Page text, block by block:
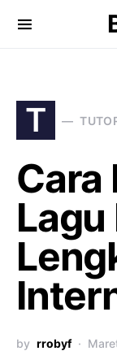
T
Cara
Lagu
by rrobyf